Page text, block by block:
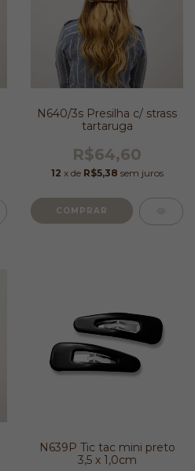
N640/3s Presilha c/ strass
tartaruga
R$64,60
12 x de R$5,38 sem juros
N639P Tic tac mini preto
3,5 x 1,0cm